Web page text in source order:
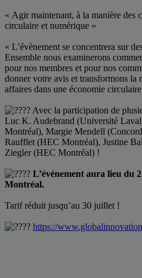
« Agir maintenant, à la manière des
circulaire et numérique »
« L’évènement se concentrera sur
Ensemble nous examinerons
pour nos membres et pour nos
donner votre avis et transformons la
affaires dans une économie
Avec la participation de
Luc K. Audebrand (Université Lava
Montréal), Margie Mendell
Raufflet (HEC Montréal), Justine
Ziegler (HEC Montréal) !
L’événement aura lieu du
Montréal.
Tarif réduit jusqu’au 30 juillet !
https://